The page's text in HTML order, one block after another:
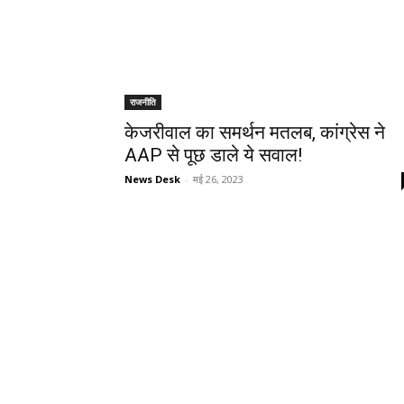
राजनीति
केजरीवाल का समर्थन मतलब, कांग्रेस ने
AAP से पूछ डाले ये सवाल!
News Desk - मई 26, 2023